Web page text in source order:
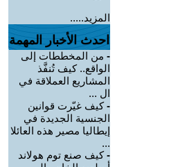
المزيد.....
احدث الأخبار المهمة
- من المخططات إلى
الواقع.. كيف تُنفَّذ
المشاريع العملاقة في
ال ...
-كيف غيّرت قوانين
الجنسية الجديدة في
إيطاليا مصير هذه العائلا
...
-كيف صنع توم هولاند